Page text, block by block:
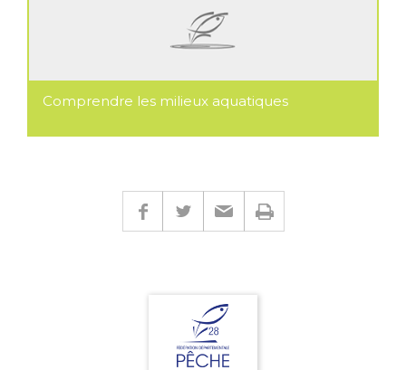
Comprendre les milieux aquatiques